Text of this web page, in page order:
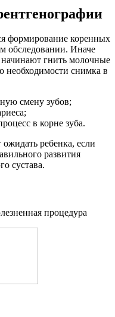
формирование коренных
обследовании. Иначе
начинают гнить молочные
необходимости снимка в
смену зубов;
в корне зуба.
ребенка, если
развития
сустава.
процедура